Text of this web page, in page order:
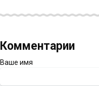
Комментарии
Ваше имя